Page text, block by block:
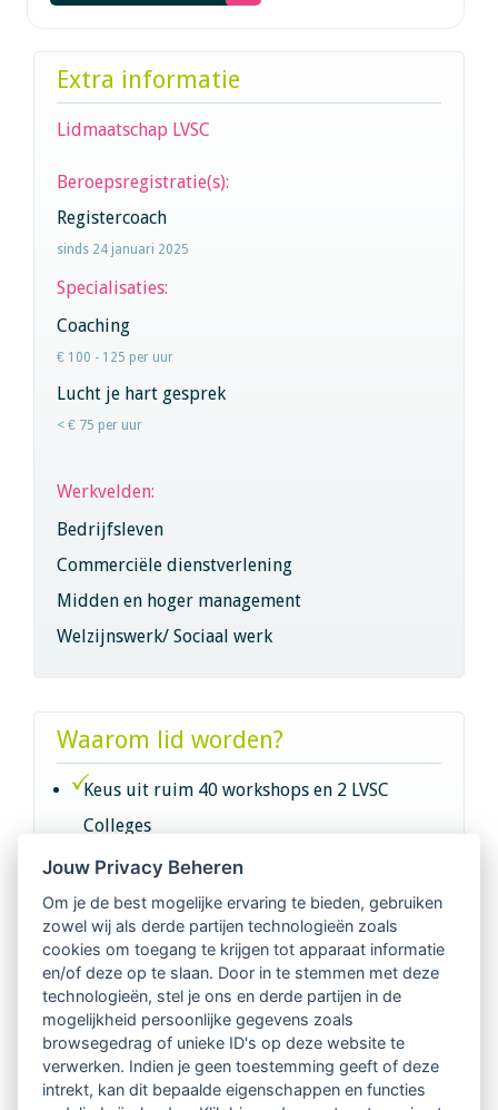
Extra informatie
Lidmaatschap LVSC
Beroepsregistratie(s):
Registercoach
sinds 24 januari 2025
Specialisaties:
Coaching
€ 100 - 125 per uur
Lucht je hart gesprek
< € 75 per uur
Werkvelden:
Bedrijfsleven
Commerciële dienstverlening
Midden en hoger management
Welzijnswerk/ Sociaal werk
Waarom lid worden?
Keus uit ruim 40 workshops en 2 LVSC
Colleges
Intervisie met geregistreerde vakgenoten
Netwerk van 2100 professionals in 14
regio's
Vindbaar voor opdrachtgevers
Tijdschrift voor
Jouw Privacy Beheren
Om je de best mogelijke ervaring te bieden, gebruiken
zowel wij als derde partijen technologieën zoals
cookies om toegang te krijgen tot apparaat informatie
en/of deze op te slaan. Door in te stemmen met deze
technologieën, stel je ons en derde partijen in de
mogelijkheid persoonlijke gegevens zoals
browsegedrag of unieke ID's op deze website te
verwerken. Indien je geen toestemming geeft of deze
intrekt, kan dit bepaalde eigenschappen en functies